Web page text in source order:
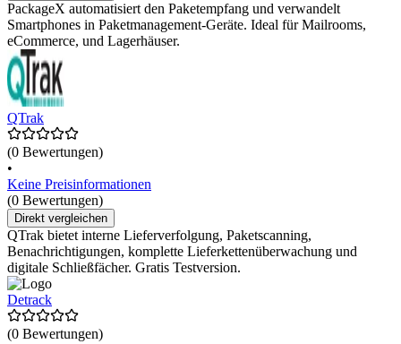
PackageX automatisiert den Paketempfang und verwandelt
Smartphones in Paketmanagement-Geräte. Ideal für Mailrooms,
eCommerce, und Lagerhäuser.
QTrak
(0 Bewertungen)
•
Keine Preisinformationen
(0 Bewertungen)
Direkt vergleichen
QTrak bietet interne Lieferverfolgung, Paketscanning,
Benachrichtigungen, komplette Lieferkettenüberwachung und
digitale Schließfächer. Gratis Testversion.
Detrack
(0 Bewertungen)